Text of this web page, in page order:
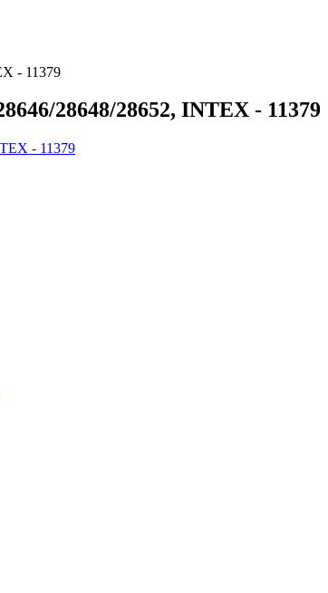
- 11379
28648/28652, INTEX - 11379